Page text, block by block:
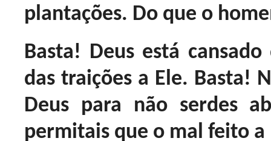
plantações. Do que o
Basta! Deus está
das traições a Ele. Basta!
Deus para não serdes
permitais que o mal feito a